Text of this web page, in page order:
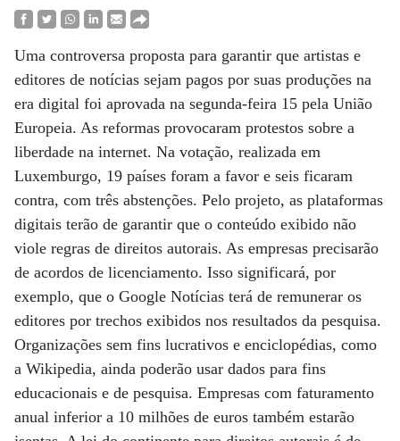
Uma controversa proposta para garantir que artistas e
editores de notícias sejam pagos por suas produções na
era digital foi aprovada na segunda-feira 15 pela União
Europeia. As reformas provocaram protestos sobre a
liberdade na internet. Na votação, realizada em
Luxemburgo, 19 países foram a favor e seis ficaram
contra, com três abstenções. Pelo projeto, as plataformas
digitais terão de garantir que o conteúdo exibido não
viole regras de direitos autorais. As empresas precisarão
de acordos de licenciamento. Isso significará, por
exemplo, que o Google Notícias terá de remunerar os
editores por trechos exibidos nos resultados da pesquisa.
Organizações sem fins lucrativos e enciclopédias, como
a Wikipedia, ainda poderão usar dados para fins
educacionais e de pesquisa. Empresas com faturamento
anual inferior a 10 milhões de euros também estarão